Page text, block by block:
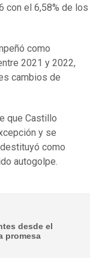
con el 6,58% de los
como
2021 y 2022,
cambios de
que Castillo
y se
como
autogolpe.
desde el
promesa